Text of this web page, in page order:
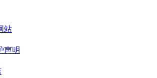
站
声明